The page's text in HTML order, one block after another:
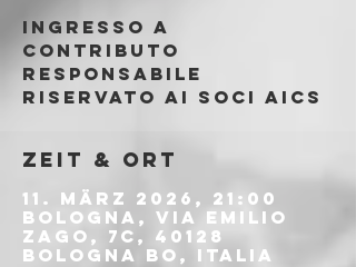
Ingresso a
contributo
responsabile
riservato ai soci AICS
Zeit & Ort
11. März 2026, 21:00
Bologna, Via Emilio
Zago, 7c, 40128
Bologna BO, Italia